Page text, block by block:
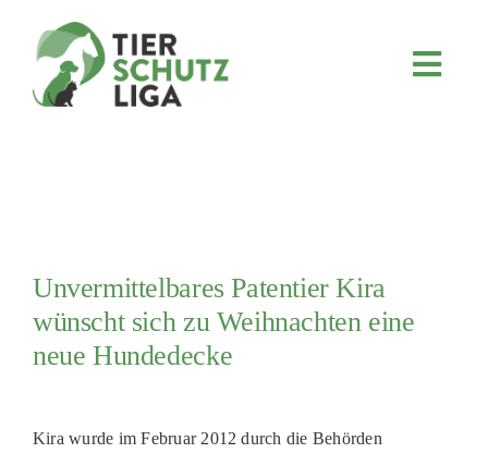
FÖRDERN & VERERBEN
Unvermittelbares Patentier Kira
wünscht sich zu Weihnachten eine
neue Hundedecke
Kira wurde im Februar 2012 durch die Behörden